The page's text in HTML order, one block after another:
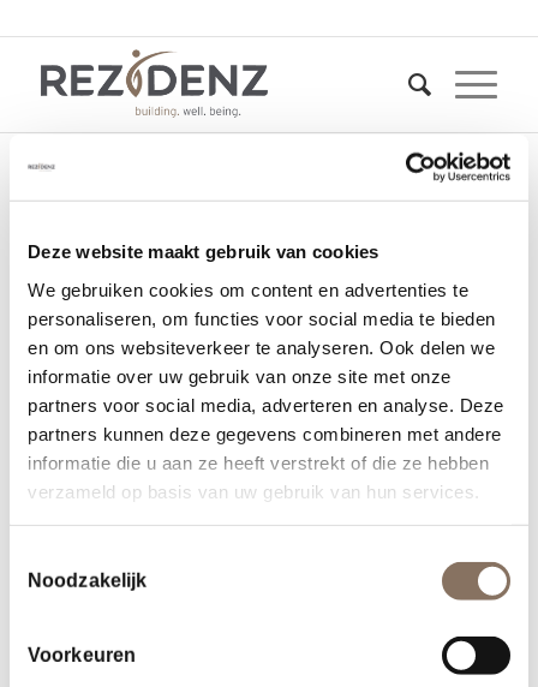
Deze website maakt gebruik van cookies
We gebruiken cookies om content en advertenties te
personaliseren, om functies voor social media te bieden
en om ons websiteverkeer te analyseren. Ook delen we
informatie over uw gebruik van onze site met onze
partners voor social media, adverteren en analyse. Deze
partners kunnen deze gegevens combineren met andere
informatie die u aan ze heeft verstrekt of die ze hebben
verzameld op basis van uw gebruik van hun services.
Noodzakelijk
Voorkeuren
Start bouw moment
waddinxveen met
toekomstige bewoners
– fb
15 juni 2021